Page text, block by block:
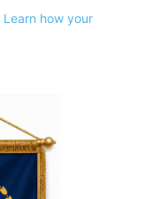
Learn how your